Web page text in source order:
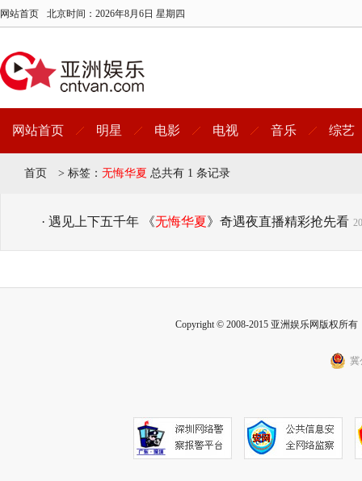
网站首页 北京时间： 2026年8月6日 星期四
网站首页 明星 电影 电视 音乐 综艺
首页 > 标签： 无悔华夏 总共有 1 条记录
· 遇见上下五千年 《无悔华夏》奇遇夜直播精彩抢先看
Copyright © 2008-2015 亚洲娱乐网版权所
冀